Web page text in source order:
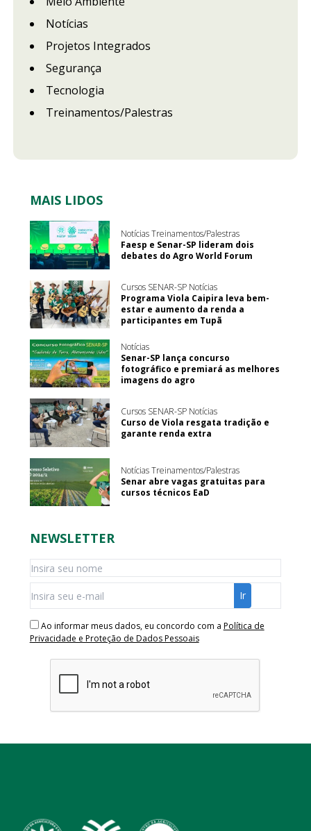
Notícias
Projetos Integrados
Segurança
Tecnologia
Treinamentos/Palestras
MAIS LIDOS
Notícias Treinamentos/Palestras
Faesp e Senar-SP lideram dois
debates do Agro World Forum
Cursos SENAR-SP Notícias
Programa Viola Caipira leva bem-
estar e aumento da renda a
participantes em Tupã
Notícias
Senar-SP lança concurso
fotográfico e premiará as melhores
imagens do agro
Cursos SENAR-SP Notícias
Curso de Viola resgata tradição e
garante renda extra
Notícias Treinamentos/Palestras
Senar abre vagas gratuitas para
cursos técnicos EaD
NEWSLETTER
Ao informar meus dados, eu concordo com a Política de
Privacidade e Proteção de Dados Pessoais